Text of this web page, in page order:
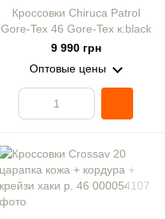
Кроссовки Chiruca Patrol
Gore-Tex 46 Gore-Tex к:black
9 990 грн
Оптовые цены